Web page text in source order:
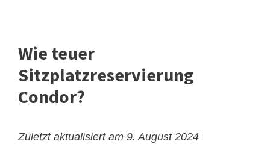
Wie teuer
Sitzplatzreservierung
Condor?
Zuletzt aktualisiert am 9. August 2024